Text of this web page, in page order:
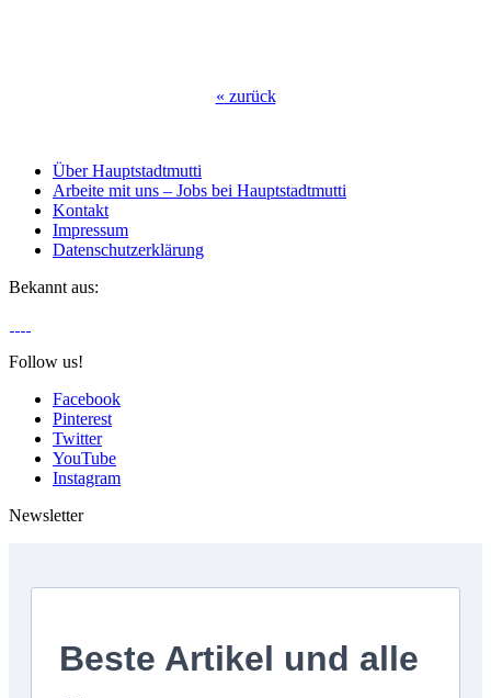
« zurück
Über Hauptstadtmutti
Arbeite mit uns – Jobs bei Hauptstadtmutti
Kontakt
Impressum
Datenschutzerklärung
Bekannt aus:
Follow us!
Facebook
Pinterest
Twitter
YouTube
Instagram
Newsletter